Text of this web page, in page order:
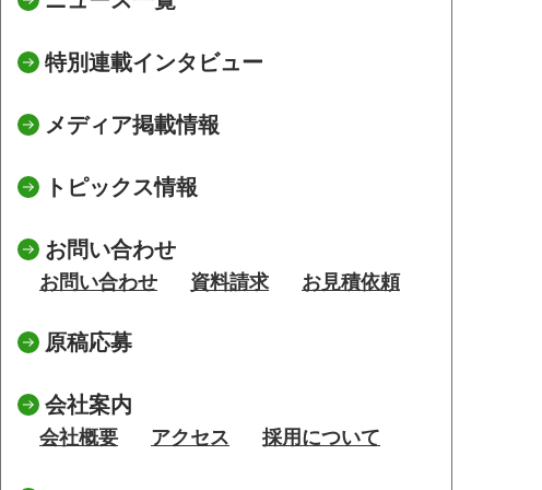
特別連載インタビュー
メディア掲載情報
トピックス情報
お問い合わせ
お問い合わせ 資料請求 お見積依頼
原稿応募
会社案内
会社概要 アクセス 採用について